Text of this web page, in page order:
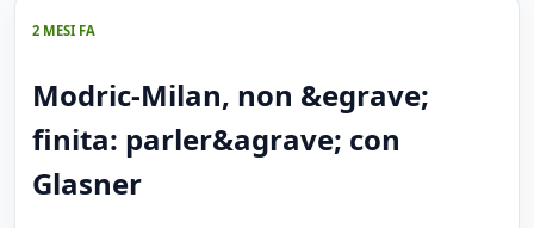
2 MESI FA
Modric-Milan, non &egrave;
finita: parler&agrave; con
Glasner